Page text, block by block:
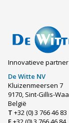
Innovatieve
De Witte NV
Kluizenmeersen 7
9170, Sint-Gillis-
België
T +32 (0) 3 766 46 83